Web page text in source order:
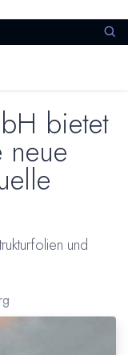
bietet
und